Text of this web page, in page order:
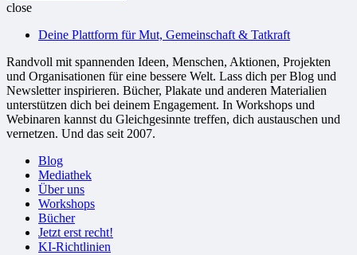
Welt
close
Deine Plattform für Mut, Gemeinschaft & Tatkraft
Randvoll mit spannenden Ideen, Menschen, Aktionen, Projekten
und Organisationen für eine bessere Welt. Lass dich per Blog und
Newsletter inspirieren. Bücher, Plakate und anderen Materialien
unterstützen dich bei deinem Engagement. In Workshops und
Webinaren kannst du Gleichgesinnte treffen, dich austauschen und
vernetzen. Und das seit 2007.
Blog
Mediathek
Über uns
Workshops
Bücher
Jetzt erst recht!
KI-Richtlinien